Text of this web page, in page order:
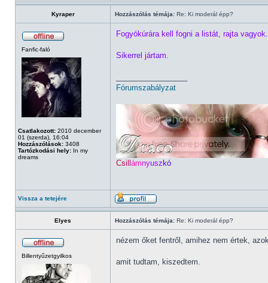
Kyraper Hozzászólás témája: Re: Ki moderál épp?
Fanfic-faló
Csatlakozott: 2010 december
01 (szerda), 16:04
Hozzászólások: 3408
Tartózkodási hely: In my
dreams
Fogyókúrára kell fogni a listát, rajta vagyok.
Sikerrel jártam.
Fórumszabályzat
Csill ámnyusz kó
Vissza a tetejére
Elyes Hozzászólás témája: Re: Ki moderál épp?
Billentyűzetgyilkos
nézem őket fentről, amihez nem értek,
amit tudtam, kiszedtem.